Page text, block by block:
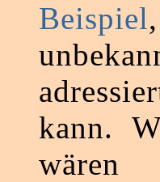
Beispiel
kann.